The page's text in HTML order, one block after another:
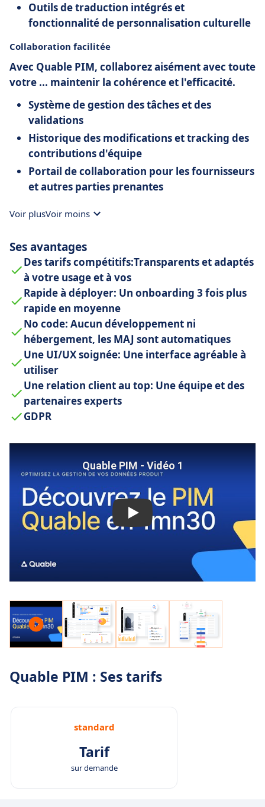
Outils de traduction intégrés et
fonctionnalité de personnalisation culturelle
Collaboration facilitée
Avec Quable PIM, collaborez aisément avec toute
votre ... maintenir la cohérence et l'efficacité.
Système de gestion des tâches et des
validations
Historique des modifications et tracking des
contributions d'équipe
Portail de collaboration pour les fournisseurs
et autres parties prenantes
Voir plusVoir moins
Ses avantages
Des tarifs compétitifs:Transparents et adaptés
à votre usage et à vos
Rapide à déployer: Un onboarding 3 fois plus
rapide en moyenne
No code: Aucun développement ni
hébergement, les MAJ sont automatiques
Une UI/UX soignée: Une interface agréable à
utiliser
Une relation client au top: Une équipe et des
partenaires experts
GDPR
Quable PIM : Ses tarifs
standard
Tarif
sur demande